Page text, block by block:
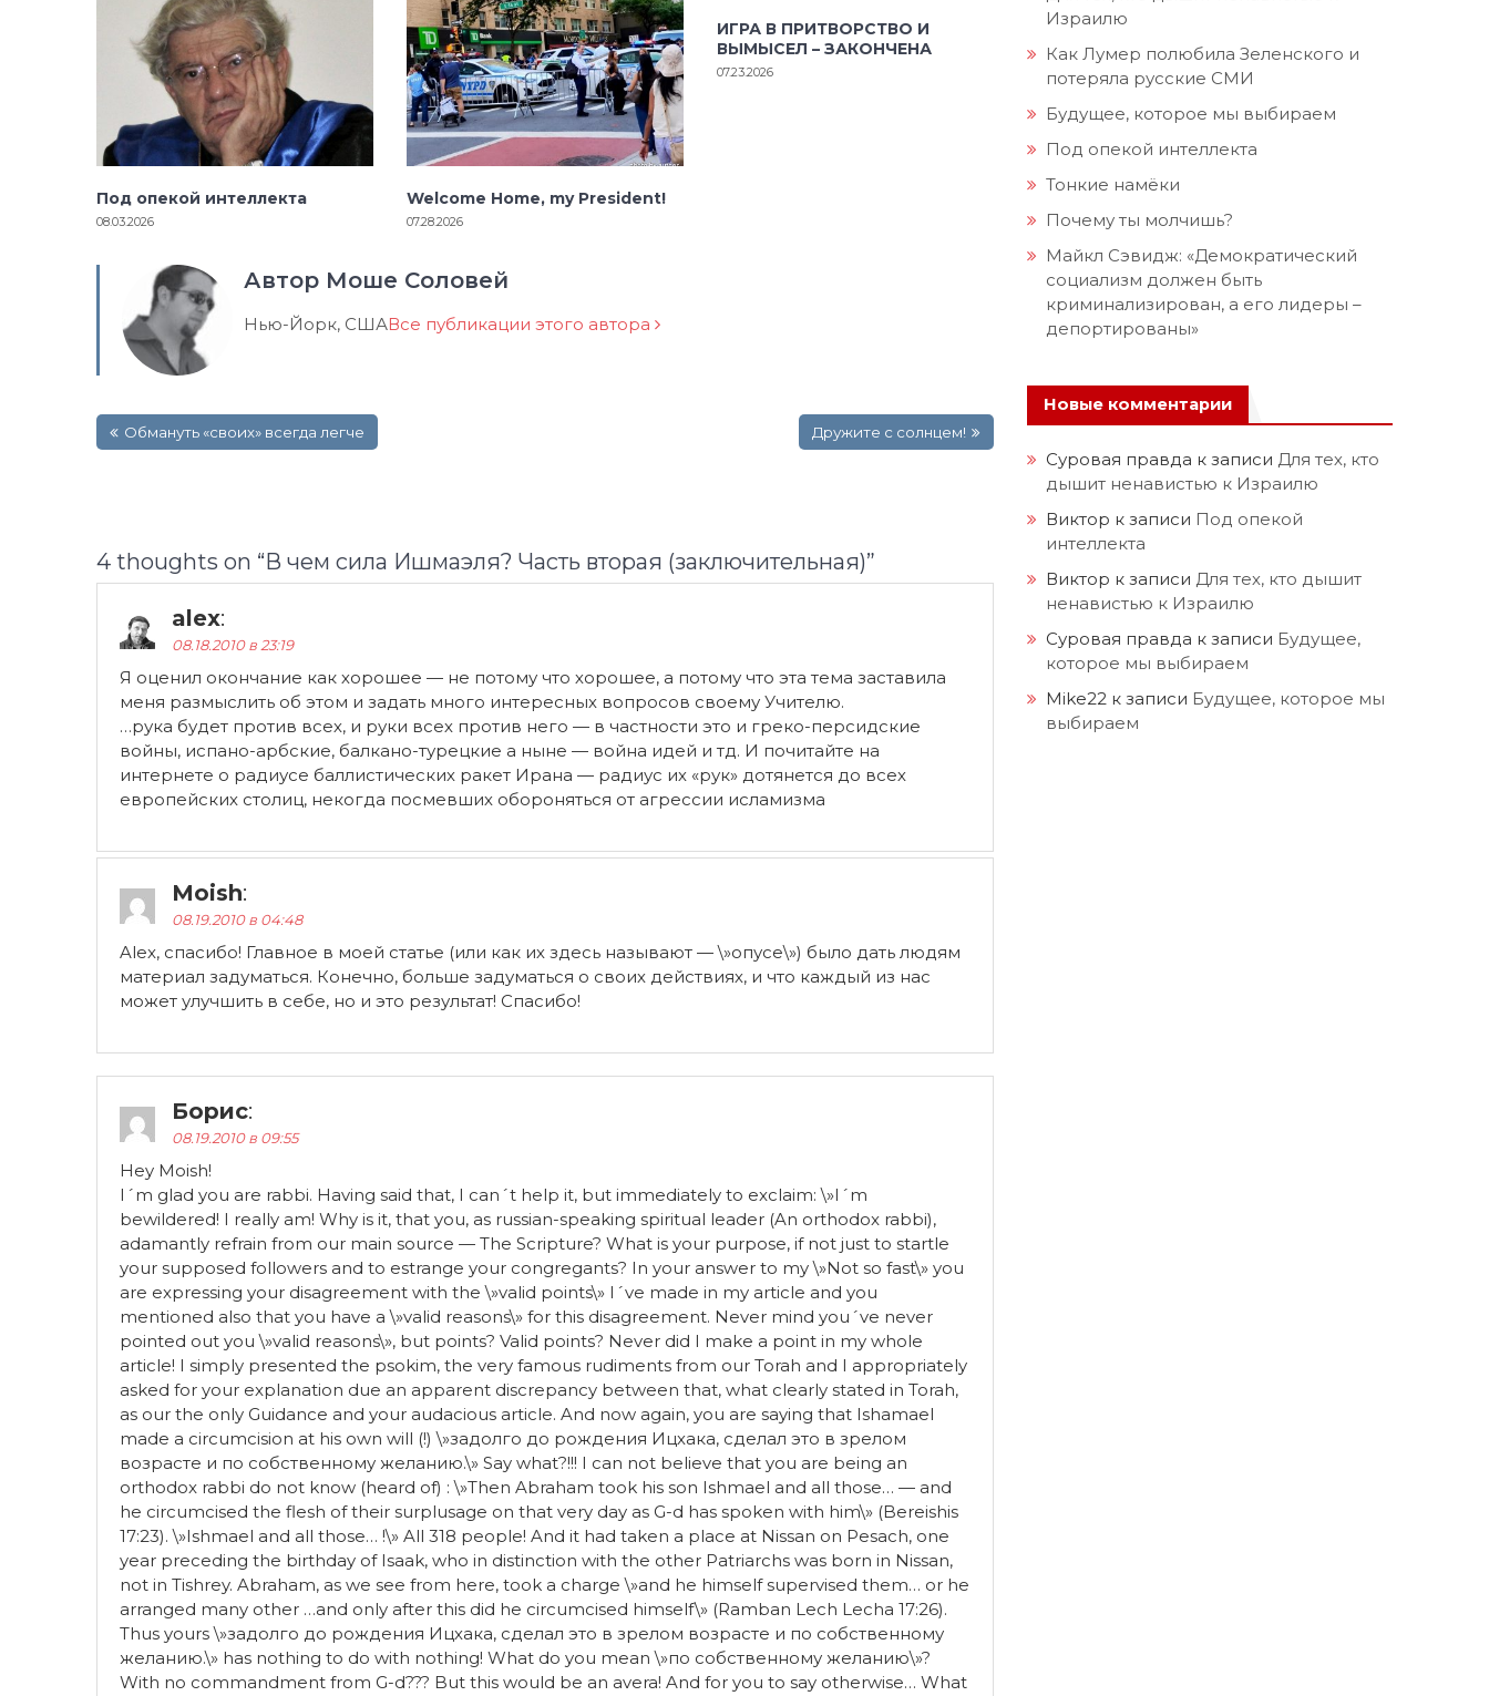
Под опекой интеллекта
08.03.2026
Welcome Home, my President!
07.28.2026
ИГРА В ПРИТВОРСТВО И
ВЫМЫСЕЛ – ЗАКОНЧЕНА
07.23.2026
Автор Моше Соловей
Нью-Йорк, СШАВсе публикации этого автора
по Обмануть «своих» всегда легче Дружите с солнцем!
4 thoughts on “В чем сила Ишмаэля? Часть вторая (заключительная)”
alex:
08.18.2010 в 23:19
Я оценил окончание как хорошее — не потому что хорошее, а потому что эта тема заставила
меня размыслить об этом и задать много интересных вопросов своему Учителю.
…рука будет против всех, и руки всех против него — в частности это и греко-персидские
войны, испано-арбские, балкано-турецкие а ныне — война идей и тд. И почитайте на
интернете о радиусе баллистических ракет Ирана — радиус их «рук» дотянется до всех
европейских столиц, некогда посмевших обороняться от агрессии исламизма
Moish:
08.19.2010 в 04:48
Alex, спасибо! Главное в моей статье (или как их здесь называют — \»опусе\») было дать людям
материал задуматься. Конечно, больше задуматься о своих действиях, и что каждый из нас
может улучшить в себе, но и это результат! Спасибо!
Борис:
08.19.2010 в 09:55
Hey Moish!
I´m glad you are rabbi. Having said that, I can´t help it, but immediately to exclaim: \»I´m
bewildered! I really am! Why is it, that you, as russian-speaking spiritual leader (An orthodox rabbi),
adamantly refrain from our main source — The Scripture? What is your purpose, if not just to startle
your supposed followers and to estrange your congregants? In your answer to my \»Not so fast\» you
are expressing your disagreement with the \»valid points\» I´ve made in my article and you
mentioned also that you have a \»valid reasons\» for this disagreement. Never mind you´ve never
pointed out you \»valid reasons\», but points? Valid points? Never did I make a point in my whole
article! I simply presented the psokim, the very famous rudiments from our Torah and I appropriately
asked for your explanation due an apparent discrepancy between that, what clearly stated in Torah,
as our the only Guidance and your audacious article. And now again, you are saying that Ishamael
made a circumcision at his own will (!) \»задолго до рождения Ицхака, сделал это в зрелом
возрасте и по собственному желанию.\» Say what?!!! I can not believe that you are being an
orthodox rabbi do not know (heard of) : \»Then Abraham took his son Ishmael and all those… — and
he circumcised the flesh of their surplusage on that very day as G-d has spoken with him\» (Bereishis
17:23). \»Ishmael and all those… !\» All 318 people! And it had taken a place at Nissan on Pesach, one
year preceding the birthday of Isaak, who in distinction with the other Patriarchs was born in Nissan,
not in Tishrey. Abraham, as we see from here, took a charge \»and he himself supervised them… or he
arranged many other …and only after this did he circumcised himself\» (Ramban Lech Lecha 17:26).
Thus yours \»задолго до рождения Ицхака, сделал это в зрелом возрасте и по собственному
желанию.\» has nothing to do with nothing! What do you mean \»по собственному желанию\»?
With no commandment from G-d??? But this would be an avera! And for you to say otherwise… What
Израилю
Как Лумер полюбила Зеленского и
потеряла русские СМИ
Будущее, которое мы выбираем
Под опекой интеллекта
Тонкие намёки
Почему ты молчишь?
Майкл Сэвидж: «Демократический
социализм должен быть
криминализирован, а его лидеры –
депортированы»
Новые комментарии
Суровая правда к записи Для тех, кто
дышит ненавистью к Израилю
Виктор к записи Под опекой
интеллекта
Виктор к записи Для тех, кто дышит
ненавистью к Израилю
Суровая правда к записи Будущее,
которое мы выбираем
Mike22 к записи Будущее, которое мы
выбираем